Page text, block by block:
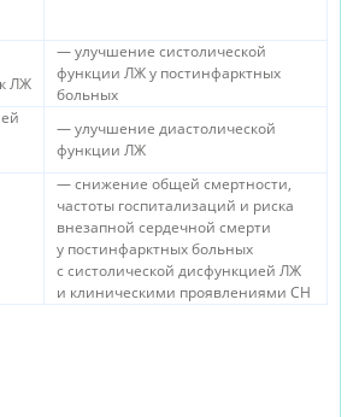
ЛЖ
— улучшение систолической
функции ЛЖ у постинфарктных
больных
— улучшение диастолической
функции ЛЖ
— снижение общей смертности,
частоты госпитализаций и риска
внезапной сердечной смерти
у постинфарктных больных
с систолической дисфункцией ЛЖ
и клиническими проявлениями СН